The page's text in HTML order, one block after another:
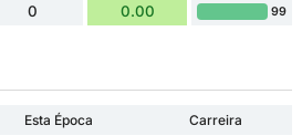
0 0.00 99
Esta Época
Carreira